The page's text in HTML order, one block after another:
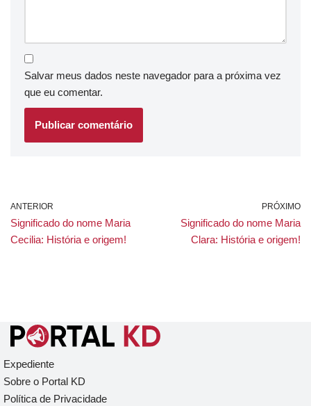
Salvar meus dados neste navegador para a próxima vez
que eu comentar.
ANTERIOR
Significado do nome Maria
Cecilia: História e origem!
PRÓXIMO
Significado do nome Maria
Clara: História e origem!
Expediente
Sobre o Portal KD
Política de Privacidade